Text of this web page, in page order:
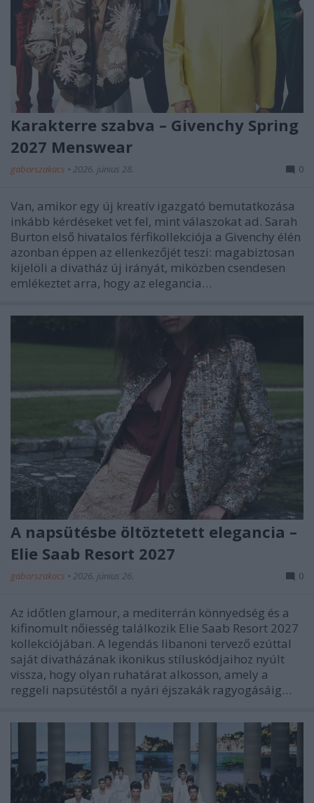
Karakterre szabva – Givenchy Spring
2027 Menswear
gaborszakacs • 2026. június 28. 0
Van, amikor egy új kreatív igazgató bemutatkozása
inkább kérdéseket vet fel, mint válaszokat ad. Sarah
Burton első hivatalos férfikollekciója a Givenchy élén
azonban éppen az ellenkezőjét teszi: magabiztosan
kijelöli a divatház új irányát, miközben csendesen
emlékeztet arra, hogy az elegancia…
A napsütésbe öltöztetett elegancia –
Elie Saab Resort 2027
gaborszakacs • 2026. június 26. 0
Az időtlen glamour, a mediterrán könnyedség és a
kifinomult nőiesség találkozik Elie Saab Resort 2027
kollekciójában. A legendás libanoni tervező ezúttal
saját divatházának ikonikus stíluskódjaihoz nyúlt
vissza, hogy olyan ruhatárat alkosson, amely a
reggeli napsütéstől a nyári éjszakák ragyogásáig…